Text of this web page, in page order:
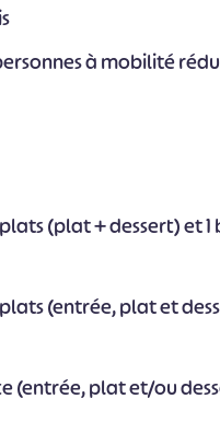
à mobilité
(plat + dessert) et 1
(entrée, plat et
(entrée, plat et/ou